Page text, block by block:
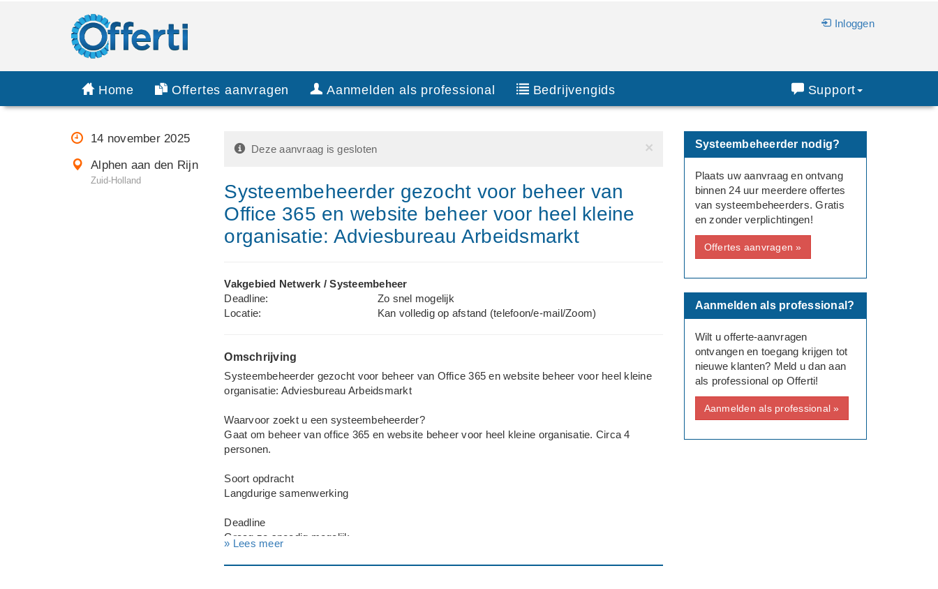
Inloggen
Home Offertes aanvragen Aanmelden als professional Bedrijvengids Support
14 november 2025
Alphen aan den Rijn
Zuid-Holland
×
Deze aanvraag is gesloten
Systeembeheerder gezocht voor beheer van
Office 365 en website beheer voor heel kleine
organisatie: Adviesbureau Arbeidsmarkt
Vakgebied Netwerk / Systeembeheer
Deadline:
Zo snel mogelijk
Locatie:
Kan volledig op afstand (telefoon/e-mail/Zoom)
Omschrijving
Systeembeheerder gezocht voor beheer van Office 365 en website beheer voor heel kleine
organisatie: Adviesbureau Arbeidsmarkt
Waarvoor zoekt u een systeembeheerder?
Gaat om beheer van office 365 en website beheer voor heel kleine organisatie. Circa 4
personen.
Soort opdracht
Langdurige samenwerking
Deadline
Graag zo spoedig mogelijk
Bedrijf
» Lees meer
Systeembeheerder nodig?
Plaats uw aanvraag en ontvang
binnen 24 uur meerdere offertes
van systeembeheerders. Gratis
en zonder verplichtingen!
Offertes aanvragen »
Aanmelden als professional?
Wilt u offerte-aanvragen
ontvangen en toegang krijgen tot
nieuwe klanten? Meld u dan aan
als professional op Offerti!
Aanmelden als professional »